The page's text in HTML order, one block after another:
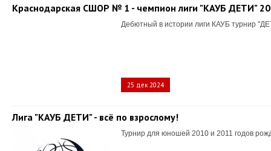
Краснодарская СШОР № 1 - чемпион лиги "КАУБ ДЕТИ"
Дебютный в истории лиги КАУБ турнир
25 дек 2024
Лига "КАУБ ДЕТИ" - всё по взрослому!
Турнир для юношей 2010 и 2011 годов